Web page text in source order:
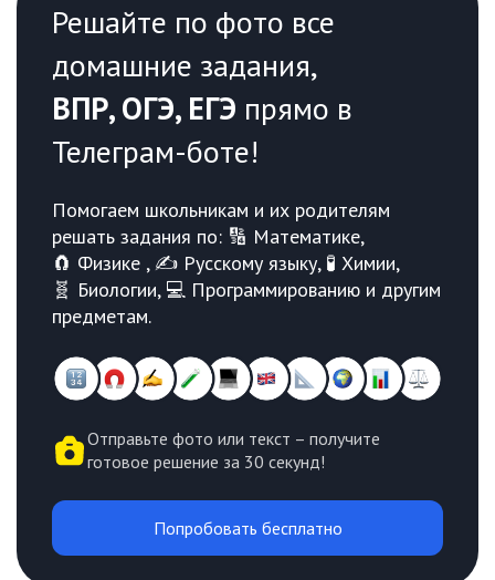
Решайте по фото все
домашние задания,
ВПР, ОГЭ, ЕГЭ прямо в
Телеграм-боте!
Помогаем школьникам и их родителям
решать задания по: 🔢 Математике,
🧲 Физике , ✍️ Русскому языку, 🧪 Химии,
🧬 Биологии, 💻 Программированию и другим
предметам.
Отправьте фото или текст – получите
готовое решение за 30 секунд!
Попробовать бесплатно